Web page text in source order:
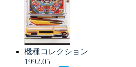
機種コレクション
1992.05